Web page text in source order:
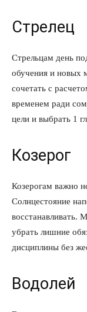
Стрелец
Стрельцам день
обучения и новых
сочетать с
временем ради
цели и выбрать 1
Козерог
Козерогам важно
Солнцестояние
восстанавливать.
убрать лишние
дисциплины без
Водолей